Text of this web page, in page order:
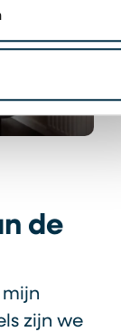
de
zijn we